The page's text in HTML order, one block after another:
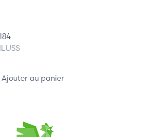
Ajouter au panier